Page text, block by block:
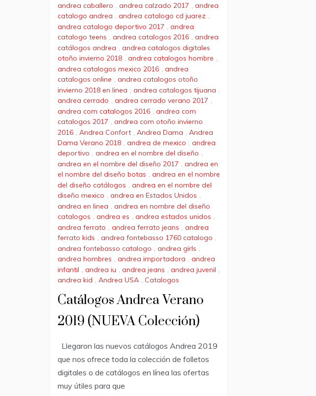
andrea caballero , andrea calzado 2017 , andrea
catalogo andrea , andrea catalogo cd juarez ,
andrea catalogo deportivo 2017 , andrea
catalogo teens , andrea catalogos 2016 , andrea
catálogos andrea , andrea catalogos digitales
otoño invierno 2018 , andrea catalogos hombre ,
andrea catalogos mexico 2016
andrea
catalogos online , andrea catalogos otoño
invierno 2018 en linea
andrea catalogos tijuana
andrea cerrado , andrea cerrado verano 2017 ,
andrea com catalogos 2016
andrea com
catalogos 2017 , andrea com otoño invierno
2016
Andrea Confort Andrea Dama
Andrea
Dama Verano 2018 , andrea de mexico , andrea
deportivo , andrea en el nombre del diseño ,
andrea en el nombre del diseño 2017 , andrea en
el nombre del diseño botas , andrea en el nombre
del diseño catálogos , andrea en el nombre del
diseño mexico , andrea en Estados Unidos ,
andrea en linea , andrea en nombre del diseño
catalogos , andrea es , andrea estados unidos ,
andrea ferrato , andrea ferrato jeans , andrea
ferrato kids , andrea fontebasso 1760 catalogo ,
andrea fontebasso catalogo , andrea girls ,
andrea hombres , andrea importadora , andrea
infantil , andrea iu , andrea jeans , andrea juvenil ,
andrea kid , Andrea USA , Catalogos
Catálogos Andrea Verano
2019 (NUEVA Colección)
Llegaron las nuevos catálogos Andrea 2019
que nos ofrece toda la colección de folletos
digitales o de catálogos en línea las ofertas
muy útiles para que